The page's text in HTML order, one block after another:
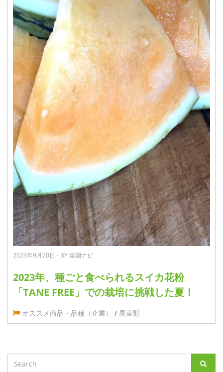
2023年9月20日 - BY 菜園ナビ
2023年、種ごと食べられるスイカ花粉
「TANE FREE」での栽培に挑戦した夏！
オススメ商品・品種（企業） / 果菜類